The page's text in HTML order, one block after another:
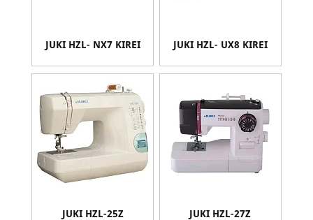
JUKI HZL- NX7 KIREI JUKI HZL- UX8 KIREI
JUKI HZL-25Z JUKI HZL-27Z